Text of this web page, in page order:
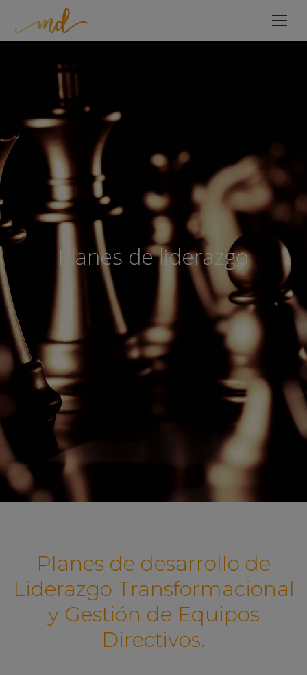
Planes de liderazgo
Planes de desarrollo de
Liderazgo Transformacional
y Gestión de Equipos
Directivos.